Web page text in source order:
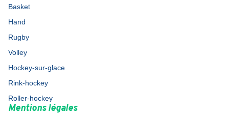
Basket
Hand
Rugby
Volley
Hockey-sur-glace
Rink-hockey
Roller-hockey
Mentions légales